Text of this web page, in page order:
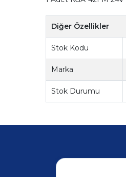
Diğer Özellikler
Stok Kodu
Marka
Stok Durumu